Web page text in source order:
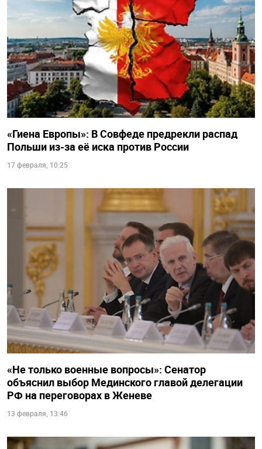
«Гиена Европы»: В Совфеде предрекли распад
Польши из-за её иска против России
17 февраля, 10:25
«Не только военные вопросы»: Сенатор
объяснил выбор Мединского главой делегации
РФ на переговорах в Женеве
13 февраля, 13:46